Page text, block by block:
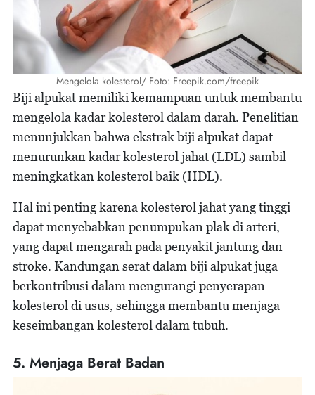
Mengelola kolesterol/ Foto: Freepik.com/freepik
Biji alpukat memiliki kemampuan untuk membantu
mengelola kadar kolesterol dalam darah. Penelitian
menunjukkan bahwa ekstrak biji alpukat dapat
menurunkan kadar kolesterol jahat (LDL) sambil
meningkatkan kolesterol baik (HDL).
Hal ini penting karena kolesterol jahat yang tinggi
dapat menyebabkan penumpukan plak di arteri,
yang dapat mengarah pada penyakit jantung dan
stroke. Kandungan serat dalam biji alpukat juga
berkontribusi dalam mengurangi penyerapan
kolesterol di usus, sehingga membantu menjaga
keseimbangan kolesterol dalam tubuh.
5. Menjaga Berat Badan